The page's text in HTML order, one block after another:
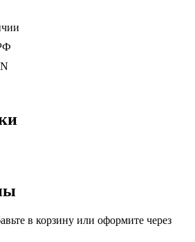
в корзину или оформите через